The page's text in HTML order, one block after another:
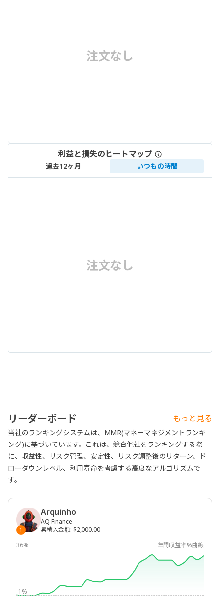
注文なし
利益と損失のヒートマップ
過去12ヶ月 いつもの時間
注文なし
リーダーボード もっと見る
当社のランキングシステムは、MMR(マネーマネジメントランキ
ング)に基づいています。これは、競合他社をランキングする際
に、収益性、リスク管理、安定性、リスク調整後のリターン、ド
ローダウンレベル、利用寿命を考慮する高度なアルゴリズムで
す。
1
Arquinho
AQ Finance
累積入金額: $2,000.00
36%
年間収益率%曲線
-1%